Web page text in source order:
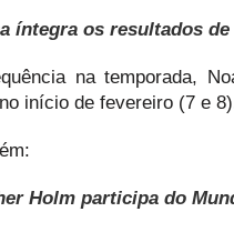
íntegra os resultados
na temporada,
início de fevereiro (7 e
Holm participa do